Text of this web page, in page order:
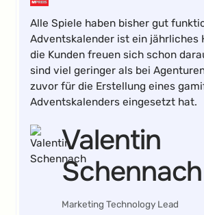
Alle Spiele haben bisher gut
Adventskalender ist ein jährliches
die Kunden freuen sich schon
sind viel geringer als bei
zuvor für die Erstellung eines
Adventskalenders eingesetzt hat.
Valentin
Schennach
Marketing Technology Lead